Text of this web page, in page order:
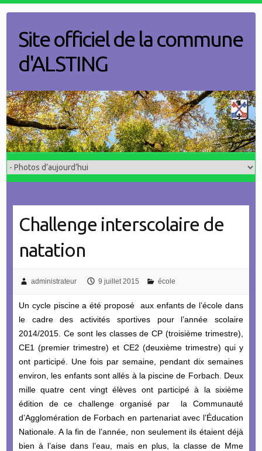
contentSite officiel de la commune
d'ALSTING
Challenge interscolaire de
natation
administrateur 9 juillet 2015 école
Un cycle piscine a été proposé aux enfants de l’école dans
le cadre des activités sportives pour l’année scolaire
2014/2015. Ce sont les classes de CP (troisième trimestre),
CE1 (premier trimestre) et CE2 (deuxième trimestre) qui y
ont participé. Une fois par semaine, pendant dix semaines
environ, les enfants sont allés à la piscine de Forbach. Deux
mille quatre cent vingt élèves ont participé à la sixième
édition de ce challenge organisé par la Communauté
d’Agglomération de Forbach en partenariat avec l’Éducation
Nationale. A la fin de l’année, non seulement ils étaient déjà
bien à l’aise dans l’eau, mais en plus, la classe de Mme